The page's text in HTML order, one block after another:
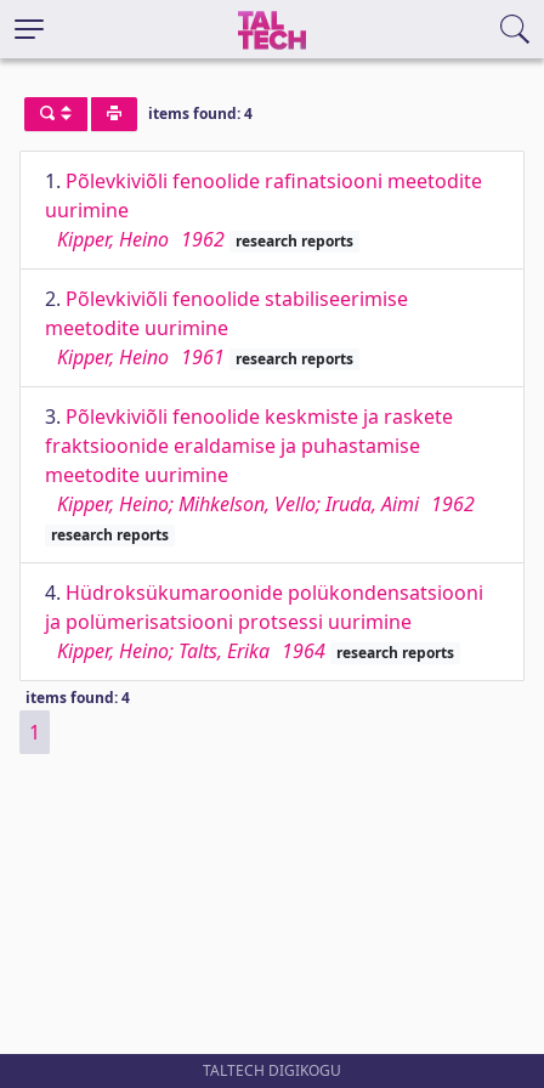
items found: 4
1. Põlevkiviõli fenoolide rafinatsiooni meetodite
uurimine
Kipper, Heino 1962 research reports
2. Põlevkiviõli fenoolide stabiliseerimise
meetodite uurimine
Kipper, Heino 1961 research reports
3. Põlevkiviõli fenoolide keskmiste ja raskete
fraktsioonide eraldamise ja puhastamise
meetodite uurimine
Kipper, Heino; Mihkelson, Vello; Iruda, Aimi 1962
research reports
4. Hüdroksükumaroonide polükondensatsiooni
ja polümerisatsiooni protsessi uurimine
Kipper, Heino; Talts, Erika 1964 research reports
items found: 4
1
TALTECH DIGIKOGU